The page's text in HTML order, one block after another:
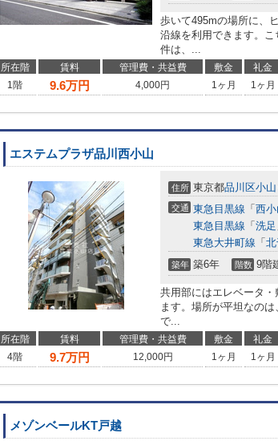
歩いて495mの場所に、
沿線を利用できます。
件は、...
所在階 賃料 管理費・共益費 敷金 礼金
1階
9.6万円 4,000円 1ヶ月 1ヶ月
エステムプラザ品川西小山
住所 東京都品川区小山
交通 東急目黒線 「 西小
東急目黒線 「 洗足
東急大井町線 「
築年 築6年 階数 9階
共用部にはエレベータ
ます。場所が平坦なの
で...
所在階 賃料 管理費・共益費 敷金 礼金
4階
9.7万円 12,000円 1ヶ月 1ヶ月
メゾンベールKT戸越